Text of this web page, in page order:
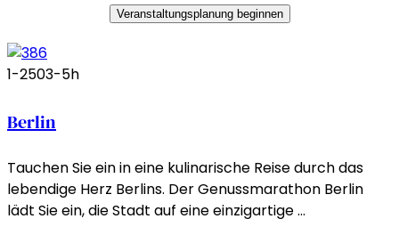
Veranstaltungsplanung beginnen
1-2503-5h
Berlin
Tauchen Sie ein in eine kulinarische Reise durch das
lebendige Herz Berlins. Der Genussmarathon Berlin
lädt Sie ein, die Stadt auf eine einzigartige …